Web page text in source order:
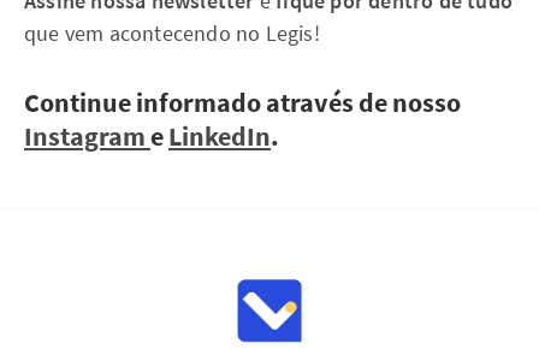
que vem acontecendo no Legis!
Continue informado através de nosso
InstagrameLinkedIn.